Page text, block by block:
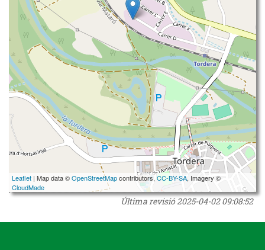
Leaflet | Map data ©OpenStreetMapcontributors,CC-BY-SA, Imagery ©
CloudMade
Última revisió2025-04-02 09:08:52